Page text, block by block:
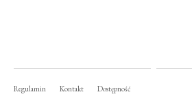
Regulamin Kontakt Dostępność